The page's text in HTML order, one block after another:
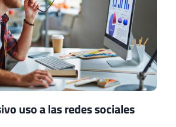
uso a las redes sociales